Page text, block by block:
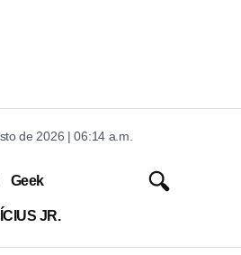
de 2026 | 06:14 a.m.
Geek
JR.